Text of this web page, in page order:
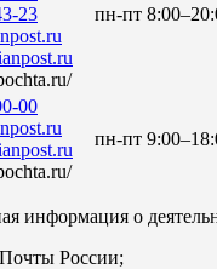
23
пн-пт
00
пн-пт
информация о
России;